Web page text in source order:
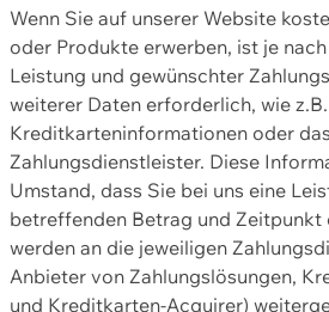
Wenn Sie auf unserer Website
oder Produkte erwerben, ist je
Leistung und gewünschter
weiterer Daten erforderlich, wie
Kreditkarteninformationen oder
Zahlungsdienstleister. Diese
Umstand, dass Sie bei uns eine
betreffenden Betrag und Zeitpunkt
werden an die jeweiligen
Anbieter von Zahlungslösungen,
und Kreditkarten-Acquirer)